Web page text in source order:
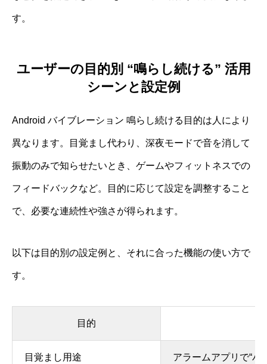
す。
ユーザーの目的別 “鳴らし続ける” 活用
シーンと設定例
Android バイブレーション 鳴らし続ける目的は人により
異なります。目覚まし代わり、深夜モードで音を消して
振動のみで知らせたいとき、ゲームやフィットネスでの
フィードバックなど。目的に応じて設定を調整すること
で、必要な連続性や強さが得られます。
以下は目的別の設定例と、それに合った機能の使い方で
す。
目的
目覚まし用途 アラームアプリで“